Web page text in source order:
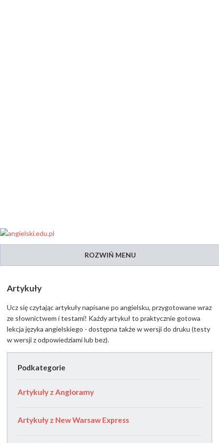
ROZWIŃ MENU
Artykuły
Ucz się czytając artykuły napisane po angielsku, przygotowane wraz
ze słownictwem i testami! Każdy artykuł to praktycznie gotowa
lekcja języka angielskiego - dostępna także w wersji do druku (testy
w wersji z odpowiedziami lub bez).
Podkategorie
Artykuły z Angloramy
Artykuły z New Warsaw Express